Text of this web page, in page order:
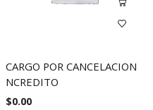
CARGO POR CANCELACION
NCREDITO
$0.00